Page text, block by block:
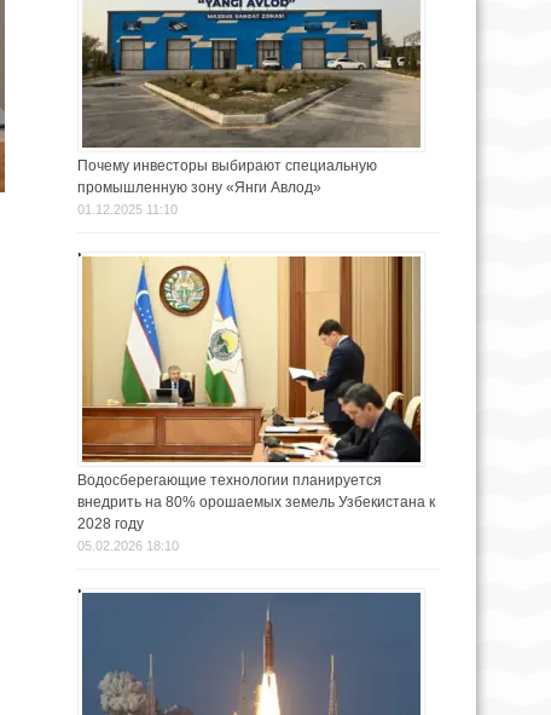
Почему инвесторы выбирают специальную
промышленную зону «Янги Авлод»
01.12.2025 11:10
Водосберегающие технологии планируется
внедрить на 80% орошаемых земель Узбекистана к
2028 году
05.02.2026 18:10